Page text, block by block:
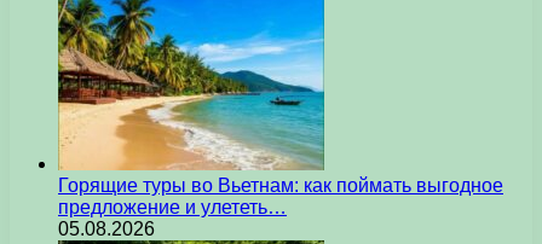
Горящие туры во Вьетнам: как поймать выгодное
предложение и улететь…
05.08.2026